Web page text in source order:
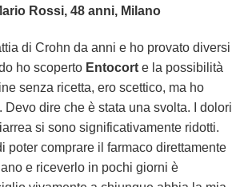
Rossi, 48 anni, Milano
di Crohn da anni e ho provato diversi
ho scoperto Entocort e la possibilità
senza ricetta, ero scettico, ma ho
Devo dire che è stata una svolta. I dolori
si sono significativamente ridotti.
poter comprare il farmaco direttamente
e riceverlo in pochi giorni è